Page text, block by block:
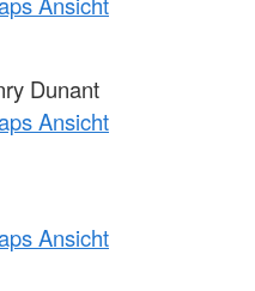
Dunant
Ansicht
Ansicht